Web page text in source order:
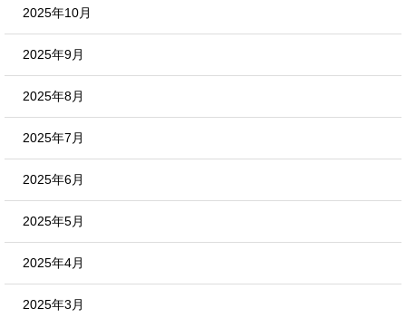
2025年10月
2025年9月
2025年8月
2025年7月
2025年6月
2025年5月
2025年4月
2025年3月